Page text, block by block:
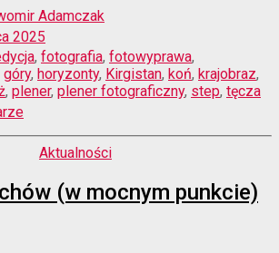
Adamczak
2025
, fotografia, fotowyprawa,
góry, horyzonty, Kirgistan, koń, krajobraz,
, plener, plener fotograficzny, step, tęcza
Kwintesencja
Kirgistanu
Kategorie
Aktualności
(w mocnym punkcie)